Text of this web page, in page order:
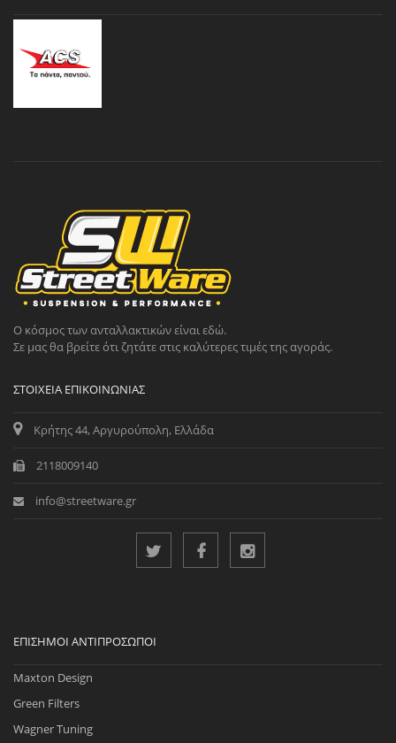
Ο κόσμος των ανταλλακτικών είναι εδώ.
Σε μας θα βρείτε ότι ζητάτε στις καλύτερες τιμές της αγοράς.
ΣΤΟΙΧΕΊΑ ΕΠΙΚΟΙΝΩΝΊΑΣ
Κρήτης 44, Αργυρούπολη, Ελλάδα
2118009140
info@streetware.gr
ΕΠΊΣΗΜΟΙ ΑΝΤΙΠΡΌΣΩΠΟΙ
Maxton Design
Green Filters
Wagner Tuning